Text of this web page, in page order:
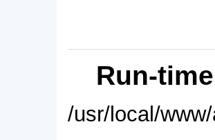
Run-
/usr/local/